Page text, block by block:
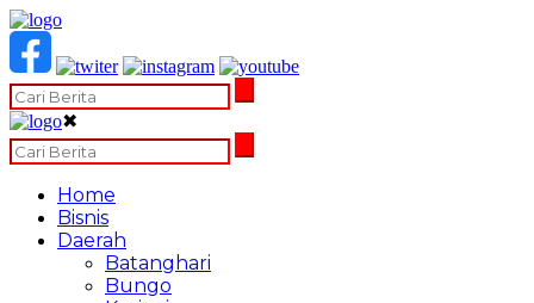
✖
Home
Bisnis
Daerah
Batanghari
Bungo